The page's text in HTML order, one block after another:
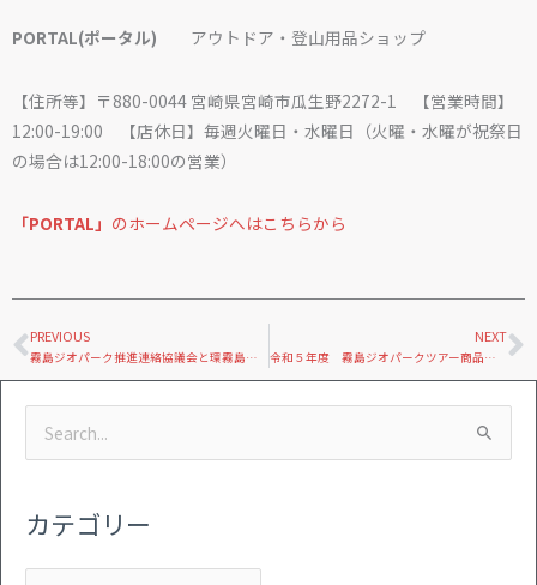
PORTAL(ポータル) アウトドア・登山用品ショップ
【住所等】〒880-0044 宮崎県宮崎市瓜生野2272-1 【営業時間】
12:00-19:00 【店休日】毎週火曜日・水曜日（火曜・水曜が祝祭日
の場合は12:00-18:00の営業）
「PORTAL」 のホームページへはこちらから
Prev
PREVIOUS
霧島ジオパーク推進連絡協議会と環霧島会議の統合について
NEXT
令和５年度 霧島ジオパークツアー商品造成補助金の募集について
索
象:
カテゴリー
リ
ー
イ
ブ